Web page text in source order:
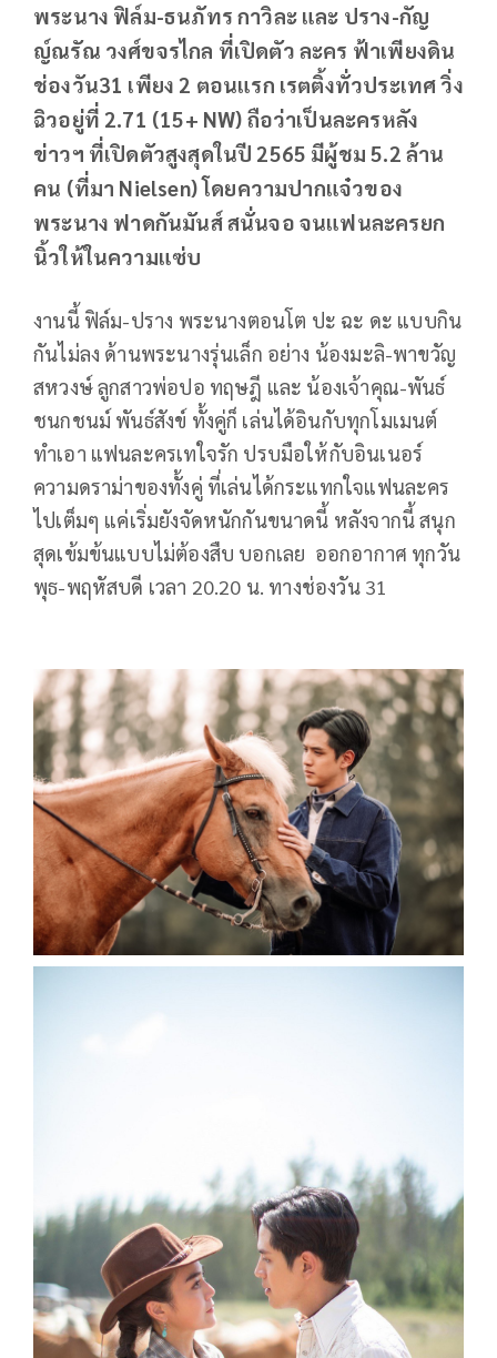
พระนาง ฟิล์ม-ธนภัทร กาวิละ และ ปราง-กัญ
ญ์ณรัณ วงศ์ขจรไกล ที่เปิดตัว ละคร ฟ้าเพียงดิน
ช่องวัน31 เพียง 2 ตอนแรก เรตติ้งทั่วประเทศ วิ่ง
ฉิวอยู่ที่ 2.71 (15+ NW) ถือว่าเป็นละครหลัง
ข่าวฯ ที่เปิดตัวสูงสุดในปี 2565 มีผู้ชม 5.2 ล้าน
คน (ที่มา Nielsen) โดยความปากแจ๋วของ
พระนาง ฟาดกันมันส์ สนั่นจอ จนแฟนละครยก
นิ้วให้ในความแซ่บ
งานนี้ ฟิล์ม-ปราง พระนางตอนโต ปะ ฉะ ดะ แบบกิน
กันไม่ลง ด้านพระนางรุ่นเล็ก อย่าง น้องมะลิ-พาขวัญ
สหวงษ์ ลูกสาวพ่อปอ ทฤษฎี และ น้องเจ้าคุณ-พันธ์
ชนกชนม์ พันธ์สังข์ ทั้งคู่ก็ เล่นได้อินกับทุกโมเมนต์
ทำเอา แฟนละครเทใจรัก ปรบมือให้กับอินเนอร์
ความดราม่าของทั้งคู่ ที่เล่นได้กระแทกใจแฟนละคร
ไปเต็มๆ แค่เริ่มยังจัดหนักกันขนาดนี้ หลังจากนี้ สนุก
สุดเข้มข้นแบบไม่ต้องสืบ บอกเลย ออกอากาศ ทุกวัน
พุธ-พฤหัสบดี เวลา 20.20 น. ทางช่องวัน 31